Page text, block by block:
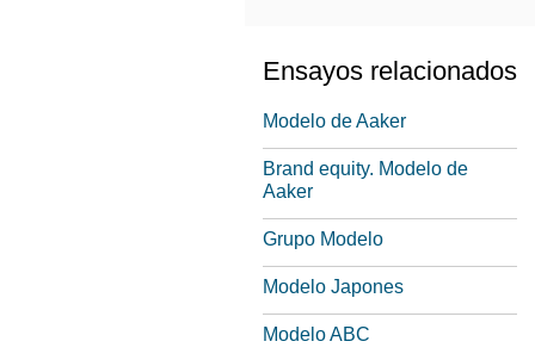
Ensayos relacionados
Modelo de Aaker
Brand equity. Modelo de
Aaker
Grupo Modelo
Modelo Japones
Modelo ABC